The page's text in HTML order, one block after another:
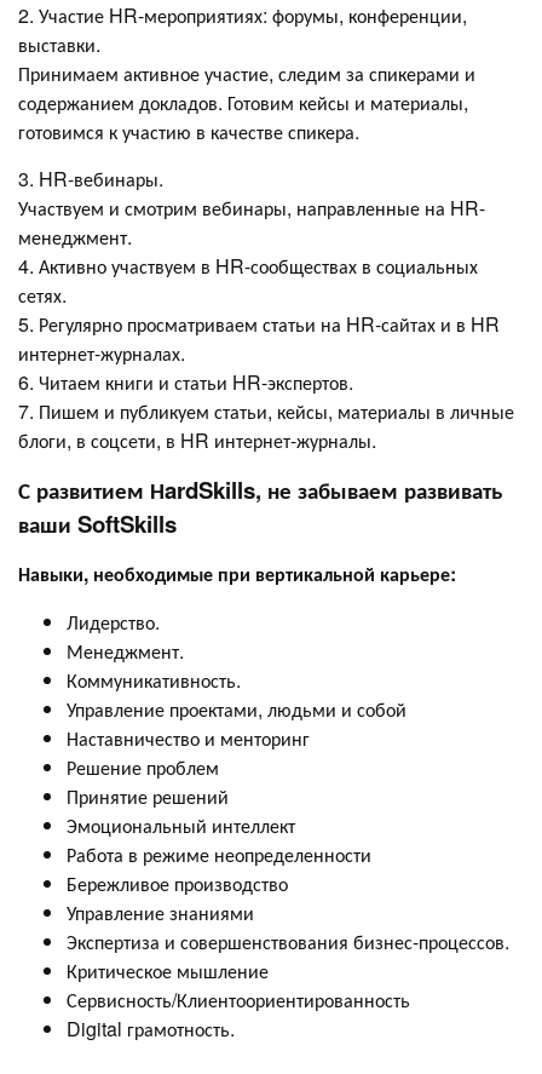
2. Участие HR-мероприятиях: форумы, конференции,
выставки.
Принимаем активное участие, следим за спикерами и
содержанием докладов. Готовим кейсы и материалы,
готовимся к участию в качестве спикера.
3. HR-вебинары.
Участвуем и смотрим вебинары, направленные на HR-
менеджмент.
4. Активно участвуем в HR-сообществах в социальных
сетях.
5. Регулярно просматриваем статьи на HR-сайтах и в HR
интернет-журналах.
6. Читаем книги и статьи HR-экспертов.
7. Пишем и публикуем статьи, кейсы, материалы в личные
блоги, в соцсети, в HR интернет-журналы.
С развитием НardSkills, не забываем развивать
ваши SoftSkills
Навыки, необходимые при вертикальной карьере:
Лидерство.
Менеджмент.
Коммуникативность.
Управление проектами, людьми и собой
Наставничество и менторинг
Решение проблем
Принятие решений
Эмоциональный интеллект
Работа в режиме неопределенности
Бережливое производство
Управление знаниями
Экспертиза и совершенствования бизнес-процессов.
Критическое мышление
Сервисность/Клиентоориентированность
Digital грамотность.